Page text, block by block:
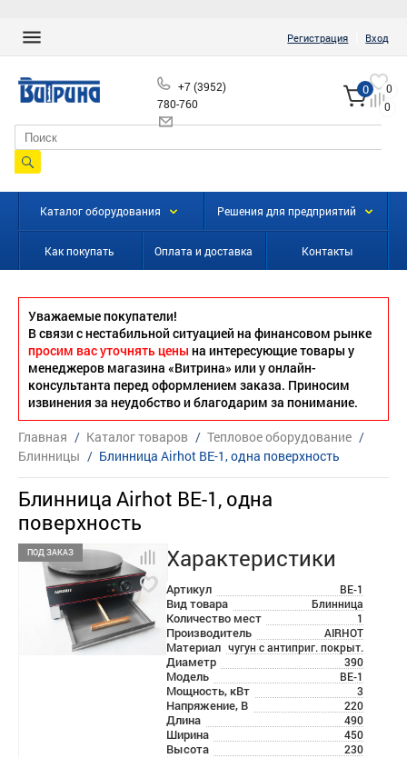
Регистрация Вход
+7 (3952)
780-760
0
0
0
Каталог оборудования Решения для предприятий
Как покупать Оплата и доставка Контакты
Уважаемые покупатели!
В связи с нестабильной ситуацией на финансовом рынке
просим вас уточнять цены на интересующие товары у
менеджеров магазина «Витрина» или у онлайн-
консультанта перед оформлением заказа. Приносим
извинения за неудобство и благодарим за понимание.
Главная / Каталог товаров / Тепловое оборудование /
Блинницы / Блинница Airhot BE-1, одна поверхность
Блинница Airhot BE-1, одна
поверхность
Характеристики
Артикул BE-1
Вид товара Блинница
Количество мест 1
Производитель AIRHOT
Материал чугун с антиприг. покрыт.
Диаметр 390
Модель BE-1
Мощность, кВт 3
Напряжение, В 220
Длина 490
Ширина 450
Высота 230
ПОД ЗАКАЗ